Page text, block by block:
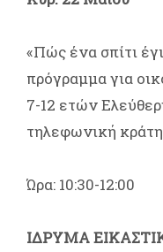
«Πώς ένα σπίτι
πρόγραμμα για
7-12 ετών
τηλεφωνική
Ώρα: 10:30-12:00
ΙΔΡΥΜΑ